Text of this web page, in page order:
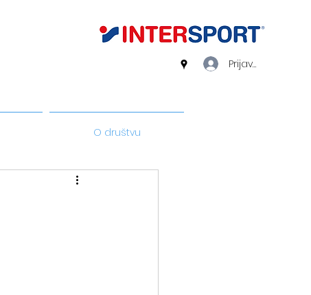
Prijava
O društvu